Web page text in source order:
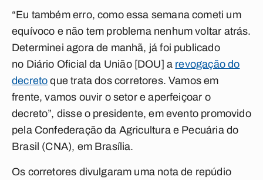
“Eu também erro, como essa semana cometi um
equívoco e não tem problema nenhum voltar atrás.
Determinei agora de manhã, já foi publicado
no Diário Oficial da União[DOU] a revogação do
decreto que trata dos corretores. Vamos em
frente, vamos ouvir o setor e aperfeiçoar o
decreto”, disse o presidente, em evento promovido
pela Confederação da Agricultura e Pecuária do
Brasil (CNA), em Brasília.
Os corretores divulgaram uma nota de repúdio